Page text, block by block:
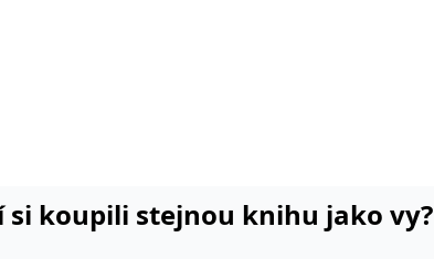
koupili stejnou knihu jako vy?